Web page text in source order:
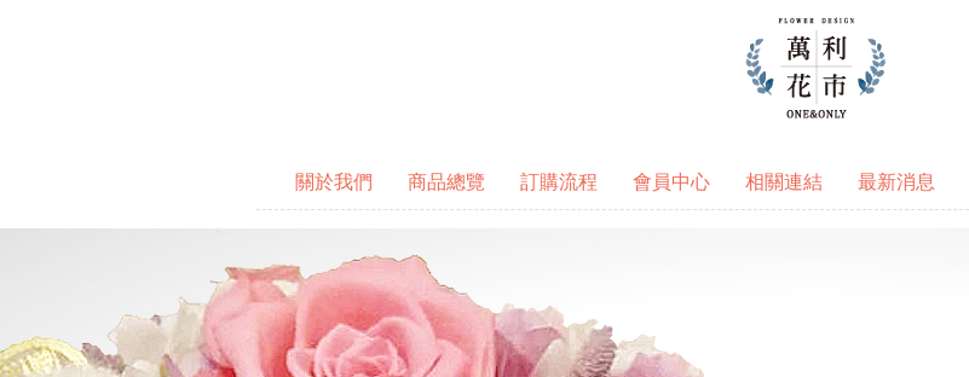
關於我們 商品總覽 訂購流程 會員中心 相關連結 最新消息